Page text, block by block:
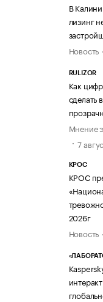
В
лизинг
Новость
RULIZOR
Как
сделать
Мнение
7
КРОС
КРОС
2026г
Новость